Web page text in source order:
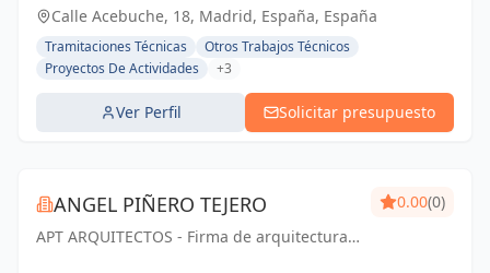
equipo propia para reformas integrales
Calle Acebuche, 18, Madrid, España, España
Tramitaciones Técnicas
Otros Trabajos Técnicos
Proyectos De Actividades
+3
Ver Perfil Solicitar presupuesto
ANGEL PIÑERO TEJERO
APT ARQUITECTOS - Firma de arquitectura
0.00(0)